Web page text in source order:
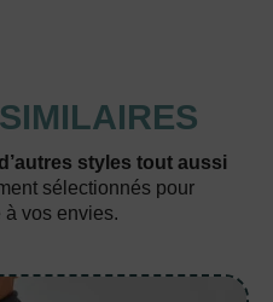
SIMILAIRES
d’autres styles tout aussi
sélectionnés pour
à vos envies.